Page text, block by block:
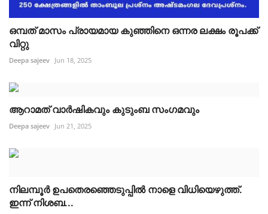
ഒമ്പത് മാസം പ്രായമായ കുഞ്ഞിനെ ഒന്നര ലക്ഷം രൂപക്ക്
വിറ്റു
Deepa sajeev Jun 18, 2025
ആറാമത് വാർഷികവും കുടുംബ സംഗമവും
Deepa sajeev Jun 21, 2025
നിലമ്പൂർ ഉപതെരഞ്ഞെടുപ്പിൽ നാളെ വിധിയെഴുത്ത്.
ഇന്ന് നിശബ...